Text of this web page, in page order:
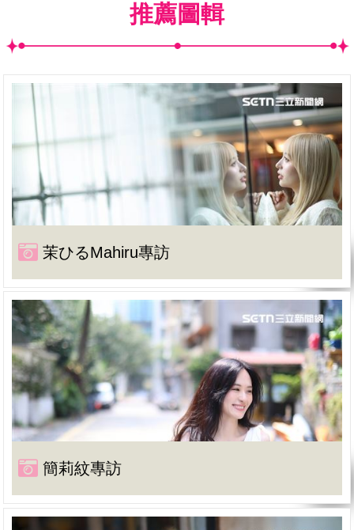
推薦圖輯
茉ひるMahiru專訪
簡莉紋專訪